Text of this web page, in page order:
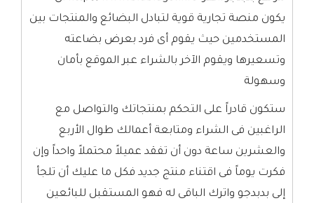
يكون منصة تجارية قوية لتبادل البضائع والمنتجات بين
المستخدمين حيث يقوم أى فرد بعرض بضاعته
وتسعيرها ويقوم الآخر بالشراء عبر الموقع بأمان
وسهولة
ستكون قادراً على التحكم بمنتجاتك والتواصل مع
الراغبين فى الشراء ومتابعة أعمالك طوال الأربع
والعشرين ساعة دون أن تفقد عميلاً محتملاً واحداً وإن
فكرت يوماً فى اقتناء منتج جديد فكل ما عليك أن تلجأ
إلى بدبدجو واترك الباقى له فهو المستقبل للبائعين